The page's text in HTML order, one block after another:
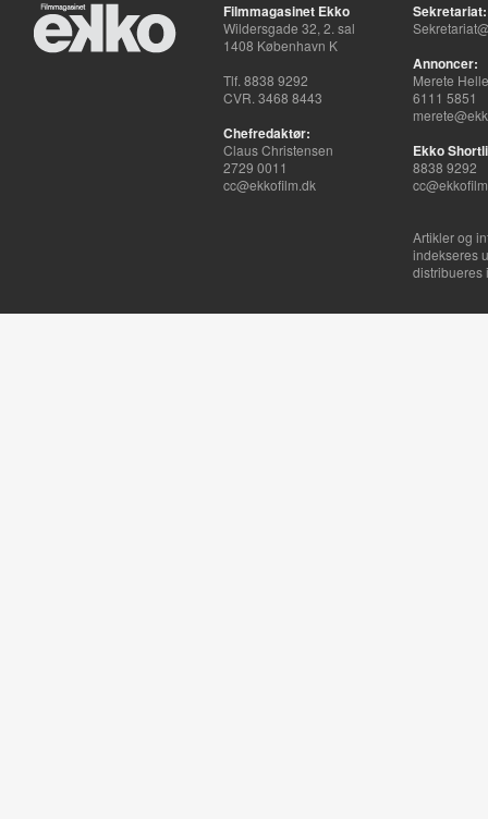
Filmmagasinet Ekko
Wildersgade 32, 2. sal
1408 København K
Tlf. 8838 9292
CVR. 3468 8443
Chefredaktør:
Claus Christensen
2729 0011
cc@ekkofilm.dk
Sekretariat:
Annoncer:
Merete
6111 5851
Ekko
8838 9292
Artikler og
indekseres
distribueres